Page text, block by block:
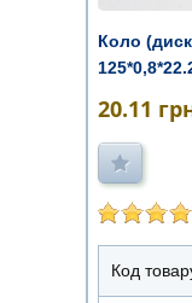
Коло
20.11
Код